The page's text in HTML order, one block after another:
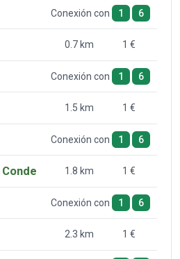
Conexión con 1 6
0.7 km 1 €
Conexión con 1 6
1.5 km 1 €
Conexión con 1 6
1.8 km 1 €
Conexión con 1 6
2.3 km 1 €